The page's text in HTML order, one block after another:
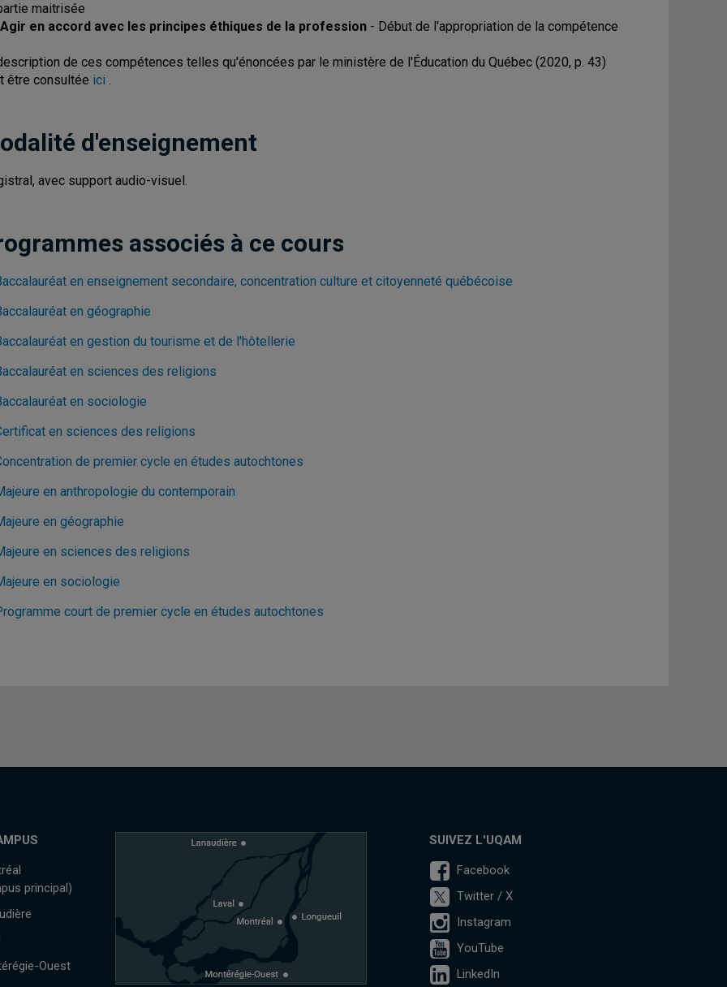
maitrisée
en accord avec les principes éthiques de la profession - Début de l'appropriation de la compétence
de ces compétences telles qu'énoncées par le ministère de l'Éducation du Québec (2020, p. 43)
être consultée ici .
d'enseignement
avec support audio-visuel.
associés à ce cours
en enseignement secondaire, concentration culture et citoyenneté québécoise
en géographie
en gestion du tourisme et de l'hôtellerie
en sciences des religions
en sociologie
en sciences des religions
de premier cycle en études autochtones
en anthropologie du contemporain
en géographie
en sciences des religions
en sociologie
court de premier cycle en études autochtones
principal)
Ouest
SUIVEZ L'UQAM
Facebook
Twitter / X
Instagram
YouTube
LinkedIn